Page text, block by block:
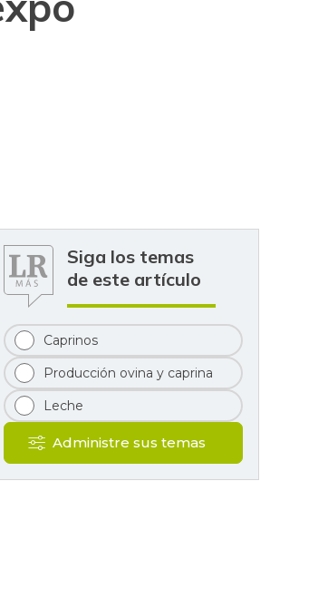
Siga los temas
de este artículo
Caprinos
Producción ovina y caprina
Leche
Administre sus temas